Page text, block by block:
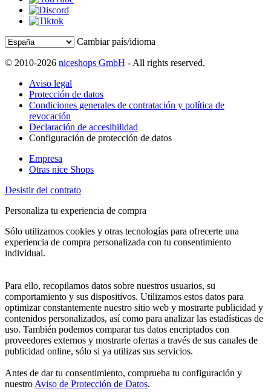
Cambiar país/idioma
© 2010-2026 niceshops GmbH - All rights reserved.
Aviso legal
Protección de datos
Condiciones generales de contratación y política de
revocación
Declaración de accesibilidad
Configuración de protección de datos
Empresa
Otras nice Shops
Desistir del contrato
Personaliza tu experiencia de compra
Sólo utilizamos cookies y otras tecnologías para ofrecerte una
experiencia de compra personalizada con tu consentimiento
individual.
Para ello, recopilamos datos sobre nuestros usuarios, su
comportamiento y sus dispositivos. Utilizamos estos datos para
optimizar constantemente nuestro sitio web y mostrarte publicidad y
contenidos personalizados, así como para analizar las estadísticas de
uso. También podemos comparar tus datos encriptados con
proveedores externos y mostrarte ofertas a través de sus canales de
publicidad online, sólo si ya utilizas sus servicios.
Antes de dar tu consentimiento, comprueba tu configuración y
nuestro Aviso de Protección de Datos.